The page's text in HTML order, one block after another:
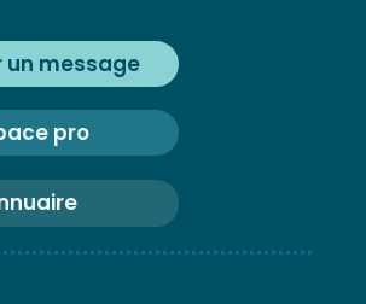
un message
pro